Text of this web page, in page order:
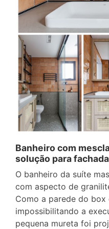
Banheiro com
solução para fachada
O banheiro da suíte
com aspecto de
Como a parede do
impossibilitando a
pequena mureta foi